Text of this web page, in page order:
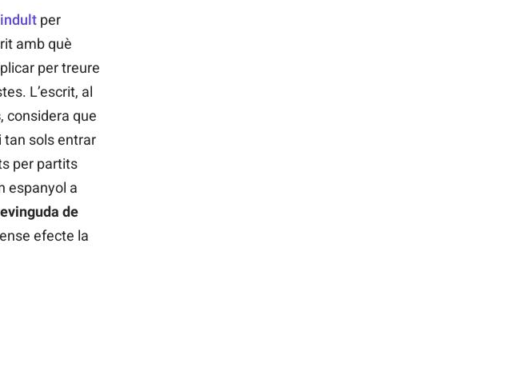
per
amb què
per treure
L’escrit, al
, considera que
tan sols entrar
per partits
espanyol a
de
efecte la